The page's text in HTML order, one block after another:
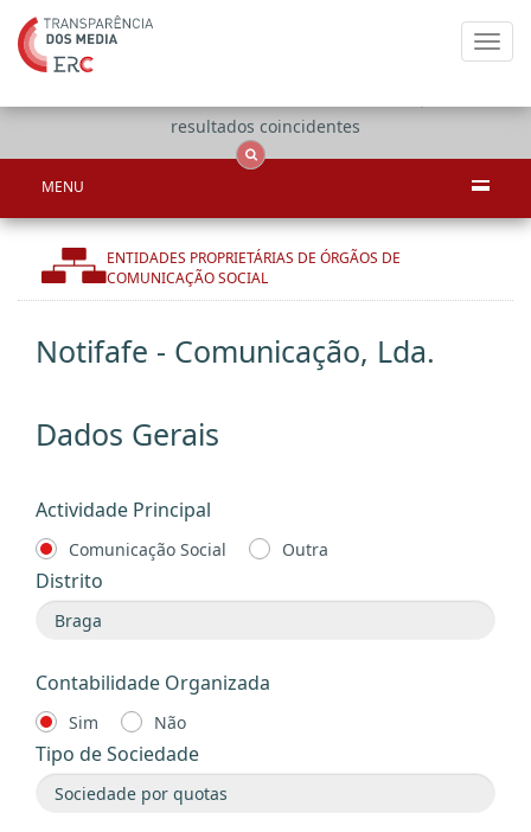
resultados coincidentes
MENU
ENTIDADES PROPRIETÁRIAS DE ÓRGÃOS DE
COMUNICAÇÃO SOCIAL
Notifafe - Comunicação, Lda.
Dados Gerais
Actividade Principal
Comunicação Social Outra
Distrito
Contabilidade Organizada
Sim Não
Tipo de Sociedade